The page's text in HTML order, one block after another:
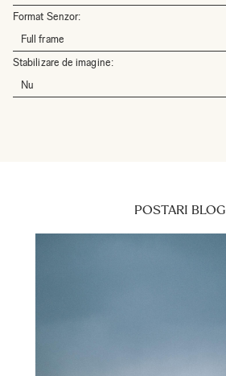
Format Senzor:
Full frame
Stabilizare de imagine:
Nu
POSTARI BLOG